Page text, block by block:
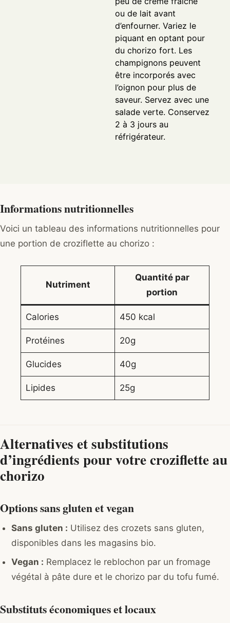
ou de lait avant
d’enfourner. Variez le
piquant en optant pour
du chorizo fort. Les
champignons peuvent
être incorporés avec
l’oignon pour plus de
saveur. Servez avec une
salade verte. Conservez
2 à 3 jours au
réfrigérateur.
Informations nutritionnelles
Voici un tableau des informations nutritionnelles pour
une portion de croziflette au chorizo :
Nutriment
Quantité par
portion
Calories 450 kcal
Protéines 20g
Glucides 40g
Lipides 25g
Alternatives et substitutions
d’ingrédients pour votre croziflette au
chorizo
Options sans gluten et vegan
Sans gluten : Utilisez des crozets sans gluten,
disponibles dans les magasins bio.
Vegan : Remplacez le reblochon par un fromage
végétal à pâte dure et le chorizo par du tofu fumé.
Substituts économiques et locaux